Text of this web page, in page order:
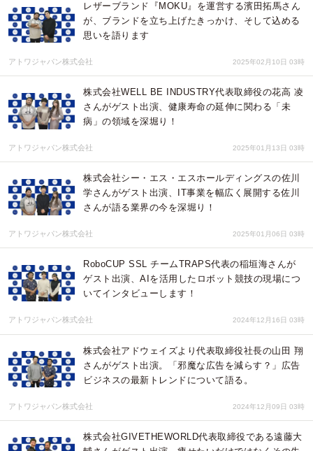
レザーブランド『MOKU』を運営する濱田拓馬さん
が、ブランドを立ち上げたきっかけ、そして込める
思いを語ります
アトワジャパン株式会社 2025年02月10日 03時
株式会社WELL BE INDUSTRY代表取締役の花高 凌
さんがゲスト出演、健康寿命の延伸に関わる「未
病」の領域を深堀り！
アトワジャパン株式会社 2025年01月13日 03時
株式会社シー・エス・エスホールディングスの佐川
学さんがゲスト出演、IT事業を幅広く展開する佐川
さんが語る業界の今を深堀り！
アトワジャパン株式会社 2025年01月06日 03時
RoboCUP SSL チームTRAPS代表の稲垣海さんが
ゲスト出演、AIを活用したロボット競技の現場につ
いてインタビューします！
アトワジャパン株式会社 2024年12月16日 03時
株式会社アドウェイズより代表取締役社長の山田 翔
さんがゲスト出演。「邪魔な広告を減らす？」広告
ビジネスの最新トレンドについて語る。
アトワジャパン株式会社 2024年12月09日 03時
株式会社GIVETHEWORLD代表取締役である遠藤大